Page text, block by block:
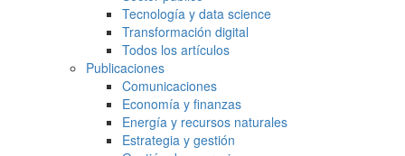
Tecnología y data science
Transformación digital
Todos los artículos
Publicaciones
Comunicaciones
Economía y finanzas
Energía y recursos naturales
Estrategia y gestión